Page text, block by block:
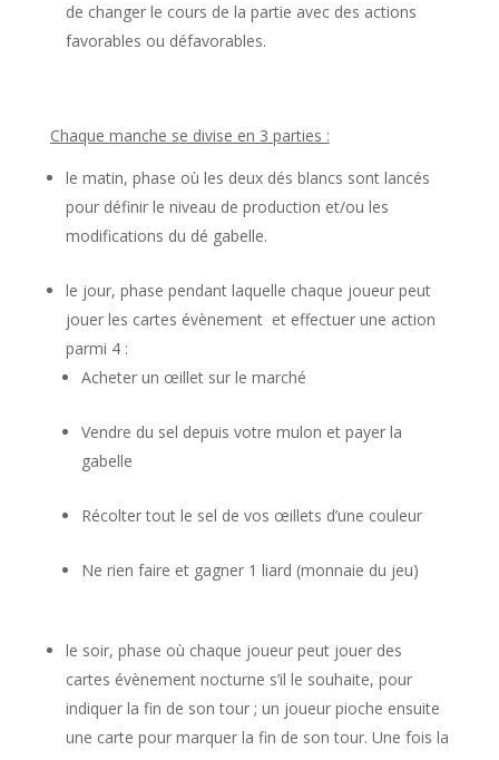
de changer le cours de la partie avec des actions
favorables ou défavorables.
Chaque manche se divise en 3 parties :
le matin, phase où les deux dés blancs sont lancés
pour définir le niveau de production et/ou les
modifications du dé gabelle.
le jour, phase pendant laquelle chaque joueur peut
jouer les cartes évènement et effectuer une action
parmi 4 :
Acheter un œillet sur le marché
Vendre du sel depuis votre mulon et payer la
gabelle
Récolter tout le sel de vos œillets d’une couleur
Ne rien faire et gagner 1 liard (monnaie du jeu)
le soir, phase où chaque joueur peut jouer des
cartes évènement nocturne s’il le souhaite, pour
indiquer la fin de son tour ; un joueur pioche ensuite
une carte pour marquer la fin de son tour. Une fois la